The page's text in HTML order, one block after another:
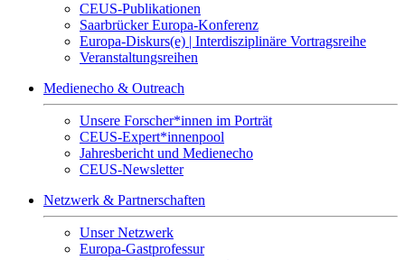
CEUS-Publikationen
Saarbrücker Europa-Konferenz
Europa-Diskurs(e) | Interdisziplinäre Vortragsreihe
Veranstaltungsreihen
Medienecho & Outreach
Unsere Forscher*innen im Porträt
CEUS-Expert*innenpool
Jahresbericht und Medienecho
CEUS-Newsletter
Netzwerk & Partnerschaften
Unser Netzwerk
Europa-Gastprofessur